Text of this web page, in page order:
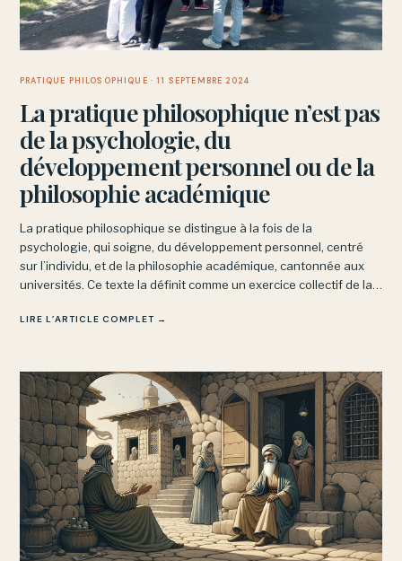
PRATIQUE PHILOSOPHIQUE · 11 SEPTEMBRE 2024
La pratique philosophique n’est pas
de la psychologie, du
développement personnel ou de la
philosophie académique
La pratique philosophique se distingue à la fois de la
psychologie, qui soigne, du développement personnel, centré
sur l’individu, et de la philosophie académique, cantonnée aux
universités. Ce texte la définit comme un exercice collectif de la
LIRE L’ARTICLE COMPLET →